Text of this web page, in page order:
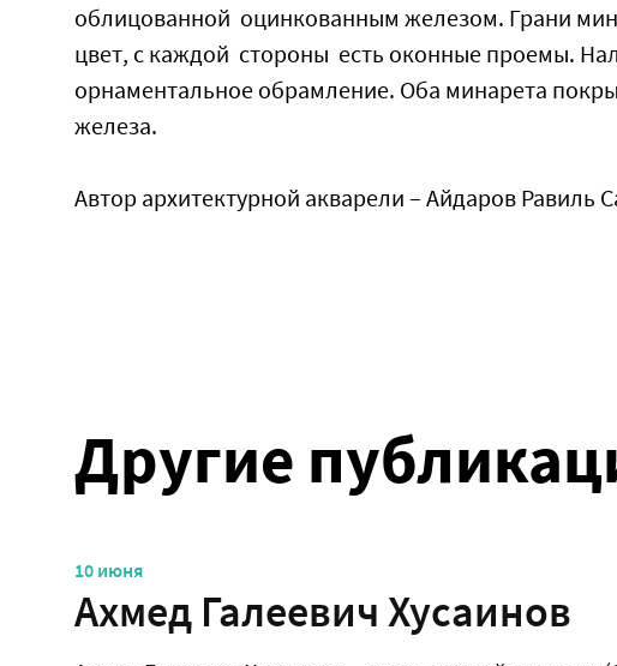
облицованной оцинкованным железом. Грани
цвет, с каждой стороны есть оконные проемы.
орнаментальное обрамление. Оба минарета
железа.
Автор архитектурной акварели – Айдаров Равиль
Другие
10 июня
Ахмед Галеевич Хусаинов